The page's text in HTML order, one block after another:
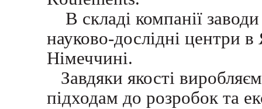
В складі компанії
науково-дослідні центри
Німеччині.
Завдяки якості
підходам до розробок та